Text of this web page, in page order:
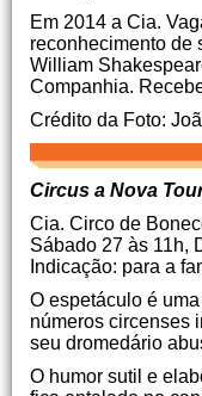
Em 2014 a Cia.
reconhecimento de
William
Companhia.
Crédito da Foto:
Circus a Nova
Cia. Circo de
Sábado 27 às 11h,
Indicação: para a
O espetáculo é
números circenses
seu dromedário
O humor sutil e